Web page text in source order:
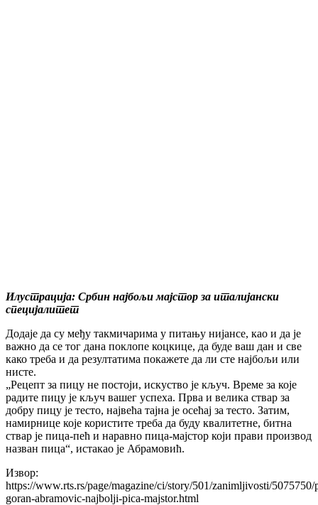
Илустрација: Србин најбољи мајстор за италијански
специјалитет
Додаје да су међу такмичарима у питању нијансе, као и да је
важно да се тог дана поклопе коцкице, да буде ваш дан и све
како треба и да резултатима покажете да ли сте најбољи или
нисте.
„Рецепт за пицу не постоји, искуство је кључ. Време за које
радите пицу је кључ вашег успеха. Прва и велика ствар за
добру пицу је тесто, највећа тајна је осећај за тесто. Затим,
намирнице које користите треба да буду квалитетне, битна
ствар је пица-пећ и наравно пица-мајстор који прави производ
назван пица“, истакао је Абрамовић.
Извор:
https://www.rts.rs/page/magazine/ci/story/501/zanimljivosti/5075750/
goran-abramovic-najbolji-pica-majstor.html